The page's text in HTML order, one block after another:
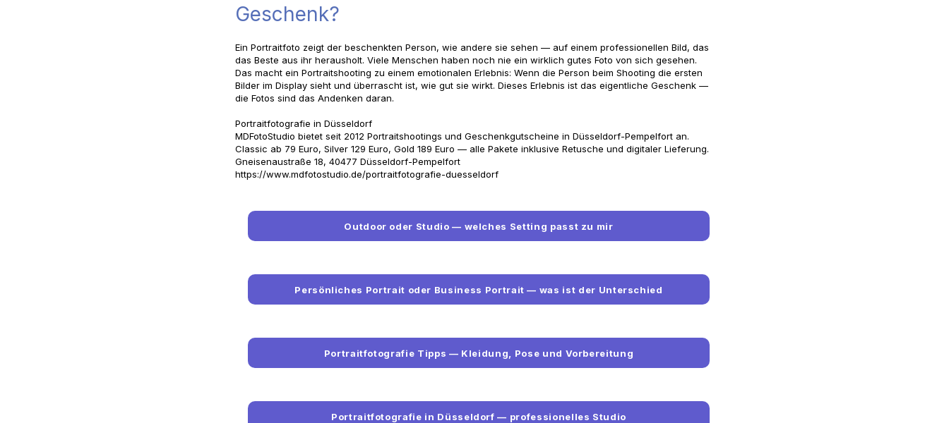
Geschenk?
Ein Portraitfoto zeigt der beschenkten Person, wie andere sie sehen — auf einem professionellen Bild, das
das Beste aus ihr herausholt. Viele Menschen haben noch nie ein wirklich gutes Foto von sich gesehen.
Das macht ein Portraitshooting zu einem emotionalen Erlebnis: Wenn die Person beim Shooting die ersten
Bilder im Display sieht und überrascht ist, wie gut sie wirkt. Dieses Erlebnis ist das eigentliche Geschenk —
die Fotos sind das Andenken daran.
Portraitfotografie in Düsseldorf
MDFotoStudio bietet seit 2012 Portraitshootings und Geschenkgutscheine in Düsseldorf-Pempelfort an.
Classic ab 79 Euro, Silver 129 Euro, Gold 189 Euro — alle Pakete inklusive Retusche und digitaler Lieferung.
Gneisenaustraße 18, 40477 Düsseldorf-Pempelfort
https://www.mdfotostudio.de/portraitfotografie-duesseldorf
Outdoor oder Studio — welches Setting passt zu mir
Persönliches Portrait oder Business Portrait — was ist der Unterschied
Portraitfotografie Tipps — Kleidung, Pose und Vorbereitung
Portraitfotografie in Düsseldorf — professionelles Studio